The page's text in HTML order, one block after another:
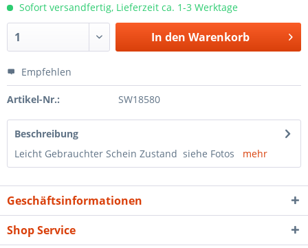
Sofort versandfertig, Lieferzeit ca. 1-3 Werktage
In den Warenkorb
Empfehlen
Artikel-Nr.: SW18580
Beschreibung
Leicht Gebrauchter Schein Zustand siehe Fotos mehr
Geschäftsinformationen
Shop Service